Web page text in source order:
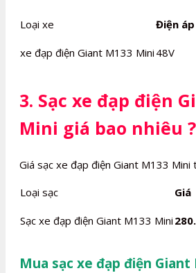
Loại xe Điện áp
xe đạp điện Giant M133 Mini 48V
3. Sạc xe đạp điện
Mini giá bao nhiêu ?
Giá sạc xe đạp điện Giant M133 Mini
Loại sạc
Giá
Sạc xe đạp điện Giant M133 Mini
Mua sạc xe đạp điện